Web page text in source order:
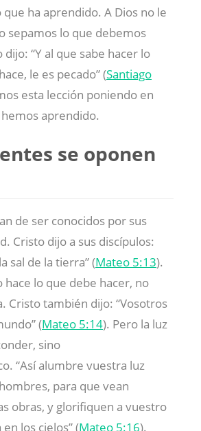
ha aprendido. A Dios no le
sepamos lo que debemos
dijo: “Y al que sabe hacer lo
le es pecado” (Santiago
esta lección poniendo en
aprendido.
se oponen
de ser conocidos por sus
Cristo dijo a sus discípulos:
sal de la tierra” (Mateo 5:13).
hace lo que debe hacer, no
Cristo también dijo: “Vosotros
(Mateo 5:14). Pero la luz
sino
“Así alumbre vuestra luz
para que vean
obras, y glorifiquen a vuestro
los cielos” (Mateo 5:16).